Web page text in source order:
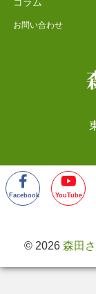
お問い合わせ
Facebook YouTube
© 2026 森田